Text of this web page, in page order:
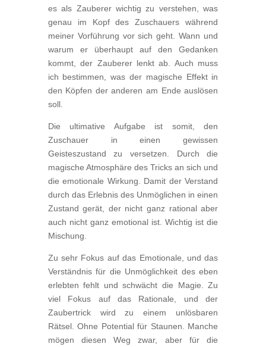
es als Zauberer wichtig zu verstehen, was
genau im Kopf des Zuschauers während
meiner Vorführung vor sich geht. Wann und
warum er überhaupt auf den Gedanken
kommt, der Zauberer lenkt ab. Auch muss
ich bestimmen, was der magische Effekt in
den Köpfen der anderen am Ende auslösen
soll.
Die ultimative Aufgabe ist somit, den
Zuschauer in einen gewissen
Geisteszustand zu versetzen. Durch die
magische Atmosphäre des Tricks an sich und
die emotionale Wirkung. Damit der Verstand
durch das Erlebnis des Unmöglichen in einen
Zustand gerät, der nicht ganz rational aber
auch nicht ganz emotional ist. Wichtig ist die
Mischung.
Zu sehr Fokus auf das Emotionale, und das
Verständnis für die Unmöglichkeit des eben
erlebten fehlt und schwächt die Magie. Zu
viel Fokus auf das Rationale, und der
Zaubertrick wird zu einem unlösbaren
Rätsel. Ohne Potential für Staunen. Manche
mögen diesen Weg zwar, aber für die